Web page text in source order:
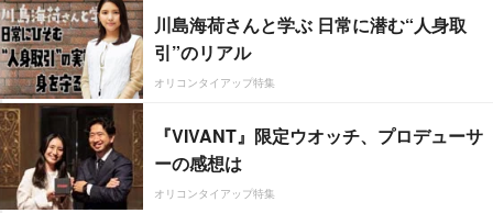
川島海荷さんと学ぶ 日常に潜む“人身取
引”のリアル
オリコンタイアップ特集
『VIVANT』限定ウオッチ、プロデューサ
ーの感想は
オリコンタイアップ特集